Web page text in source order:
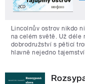
Lincolnův ostrov nikdo
na celém světě. Už déle
dobrodružství s pěticí
hlavně nejedno